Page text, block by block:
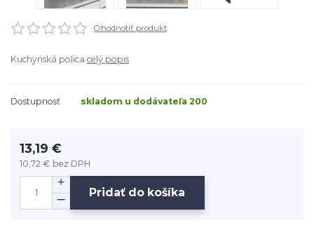
Ohodnotiť produkt
Kuchynská polica celý popis
Dostupnosť skladom u dodávateľa 200
13,19 €
10,72 € bez DPH
Pridať do košíka